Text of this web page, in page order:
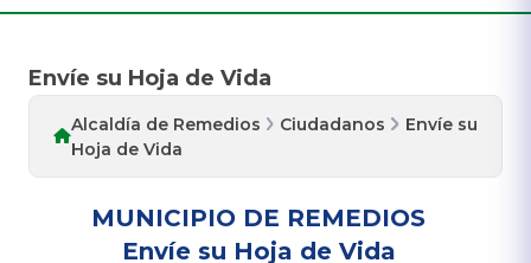
Envíe su Hoja de Vida
Alcaldía de Remedios Ciudadanos
Envíe su
Hoja de Vida